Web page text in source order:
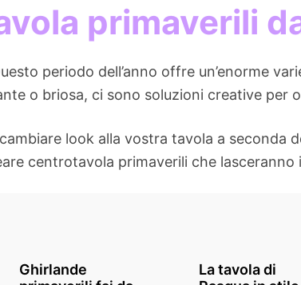
primaverili
periodo dell’anno offre un’enorme
o briosa, ci sono soluzioni creative per
look alla vostra tavola a seconda
centrotavola primaverili che
Ghirlande
La tavola di